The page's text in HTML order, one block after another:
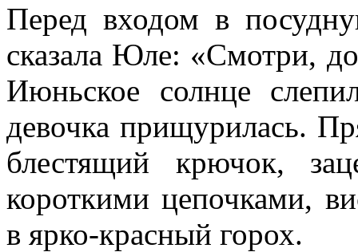
Перед входом в
сказала Юле: «Смотри,
Июньское солнце
девочка прищурилась.
блестящий крючок,
короткими цепочками,
в ярко-красный горох.